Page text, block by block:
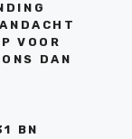
VOOR
DAN
BN